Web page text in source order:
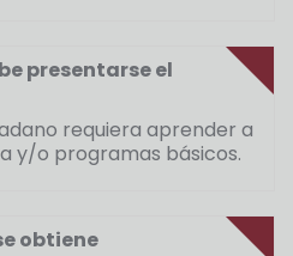
presentarse el
requiera aprender a
y/o programas básicos.
obtiene